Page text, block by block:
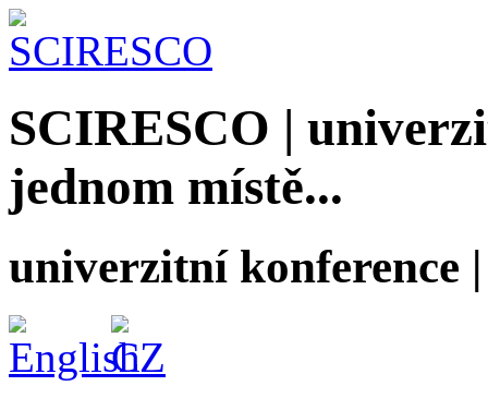
SCIRESCO |
jednom místě...
univerzitní konference